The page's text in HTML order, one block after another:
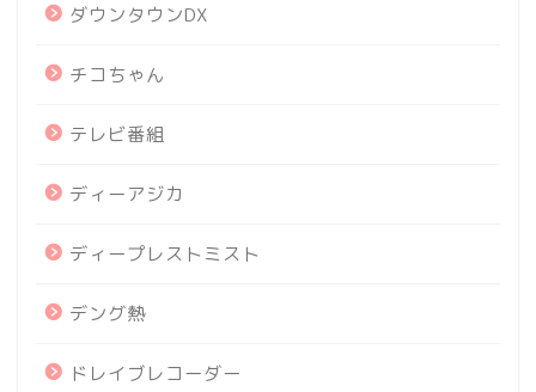
ダウンタウンDX
チコちゃん
テレビ番組
ディーアジカ
ディープレストミスト
デング熱
ドレイブレコーダー